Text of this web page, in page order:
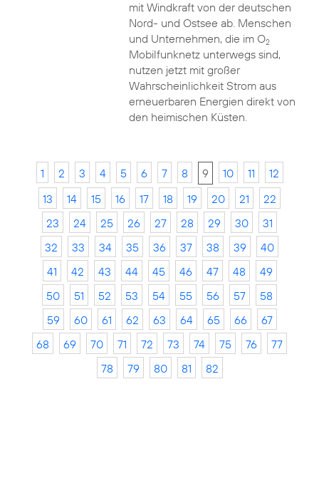
mit Windkraft von der deutschen
Nord- und Ostsee ab. Menschen
und Unternehmen, die im O2
Mobilfunknetz unterwegs sind,
nutzen jetzt mit großer
Wahrscheinlichkeit Strom aus
erneuerbaren Energien direkt von
den heimischen Küsten.
1 2 3 4 5 6 7 8 9 10 11
12
13
14 15 16 17 18 19 20 21
22
23
24 25 26 27 28 29 30
31
32
33 34 35 36 37 38 39
40
41
42 43 44 45 46 47 48
49
50
51 52 53 54 55 56 57
58
59
60 61 62 63 64 65 66
67
68
69 70 71 72 73 74 75 76
77
78
79 80 81 82